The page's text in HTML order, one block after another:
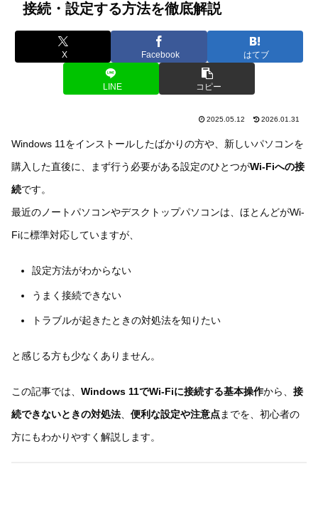
接続・設定する方法を徹底解説
X Facebook はてブ
LINE コピー
2025.05.12 2026.01.31
Windows 11をインストールしたばかりの方や、新しいパソコンを
購入した直後に、まず行う必要がある設定のひとつがWi-Fiへの接
続です。
最近のノートパソコンやデスクトップパソコンは、ほとんどがWi-
Fiに標準対応していますが、
設定方法がわからない
うまく接続できない
トラブルが起きたときの対処法を知りたい
と感じる方も少なくありません。
この記事では、 Windows 11でWi-Fiに接続する基本操作から、 接
続できないときの対処法、 便利な設定や注意点までを、初心者の
方にもわかりやすく解説します。